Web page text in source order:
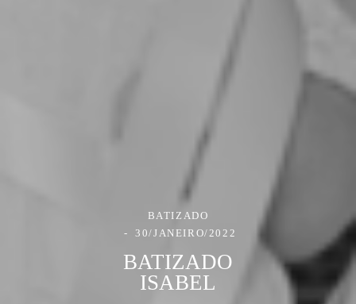
BATIZADO
30/JANEIRO/2022
BATIZADO
ISABEL